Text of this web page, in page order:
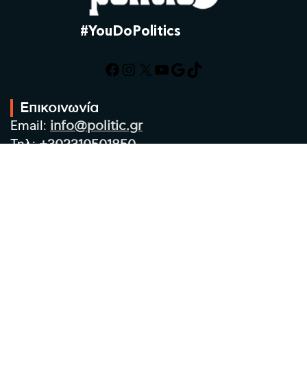
#YouDoPolitics
Facebook
Instagram
X YouTube
Google
TikTok
Επικοινωνία
Email: info@politic.gr
Τηλ:+302310501850